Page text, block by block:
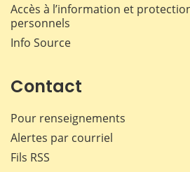
Accès à l’information et
personnels
Info Source
Contact
Pour renseignements
Alertes par courriel
Fils RSS